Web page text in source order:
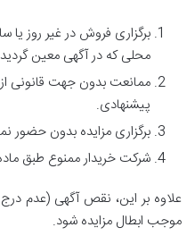
برگزاری فروش در غیر روز یا
محلی که در آگهی معین
ممانعت بدون جهت قانونی
پیشنهادی.
برگزاری مزایده بدون حضور
شرکت خریدار ممنوع طبق ماده
موجب ابطال مزایده شود.